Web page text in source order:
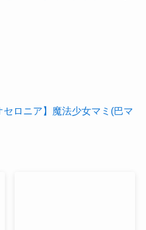
セロニア】魔法少女マミ(巴マ